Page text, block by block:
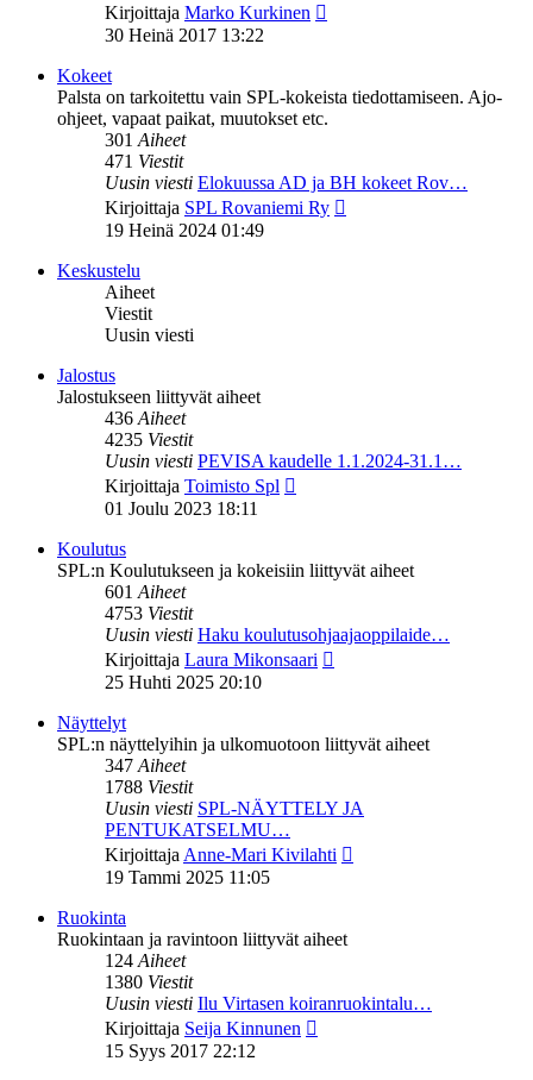
Kirjoittaja Marko Kurkinen
30 Heinä 2017 13:22
Kokeet
Palsta on tarkoitettu vain SPL-kokeista tiedottamiseen. Ajo-
ohjeet, vapaat paikat, muutokset etc.
301Aiheet
471 Viestit
Uusin viesti Elokuussa AD ja BH kokeet Rov…
Kirjoittaja SPL Rovaniemi Ry
19 Heinä 2024 01:49
Keskustelu
Aiheet
Viestit
Uusin viesti
Jalostus
Jalostukseen liittyvät aiheet
436Aiheet
4235 Viestit
Uusin viesti PEVISA kaudelle 1.1.2024-31.1…
Kirjoittaja Toimisto Spl
01 Joulu 2023 18:11
Koulutus
SPL:n Koulutukseen ja kokeisiin liittyvät aiheet
601Aiheet
4753 Viestit
Uusin viesti Haku koulutusohjaajaoppilaide…
Kirjoittaja Laura Mikonsaari
25 Huhti 2025 20:10
Näyttelyt
SPL:n näyttelyihin ja ulkomuotoon liittyvät aiheet
347Aiheet
1788 Viestit
Uusin viesti SPL-NÄYTTELY JA
PENTUKATSELMU…
KirjoittajaAnne-Mari Kivilahti
19 Tammi 2025 11:05
Ruokinta
Ruokintaan ja ravintoon liittyvät aiheet
124Aiheet
1380 Viestit
Uusin viesti Ilu Virtasen koiranruokintalu…
Kirjoittaja Seija Kinnunen
15 Syys 2017 22:12